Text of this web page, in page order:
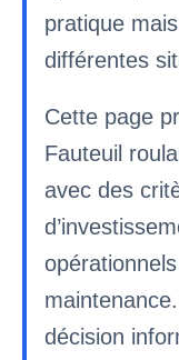
pratique
différentes
Cette page
Fauteuil
avec des
décision